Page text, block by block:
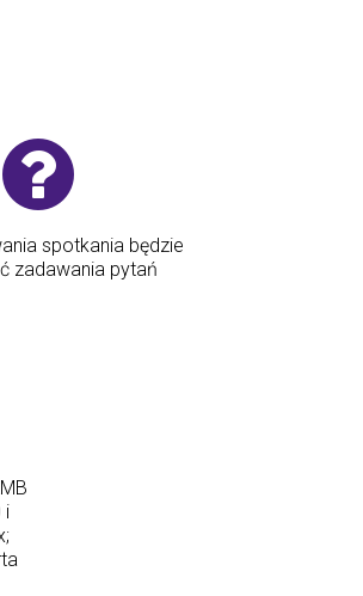
spotkania będzie
zadawania pytań
i